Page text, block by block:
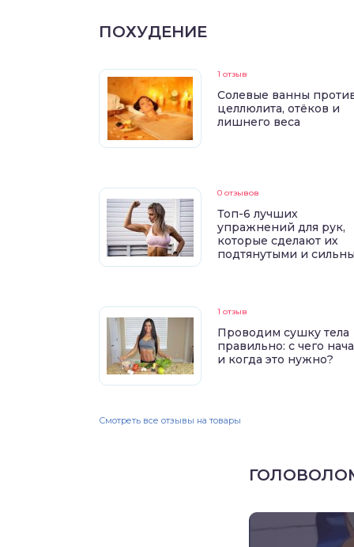
ПОХУДЕНИЕ
1 отзыв
Солевые ванны
целлюлита, отёков и
лишнего веса
0 отзывов
Топ-6 лучших
упражнений для рук,
которые сделают их
подтянутыми и
1 отзыв
Проводим сушку тела
правильно: с чего
и когда это нужно?
Смотреть все отзывы на товары